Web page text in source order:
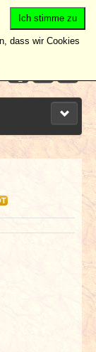
Ich stimme zu
dass wir Cookies